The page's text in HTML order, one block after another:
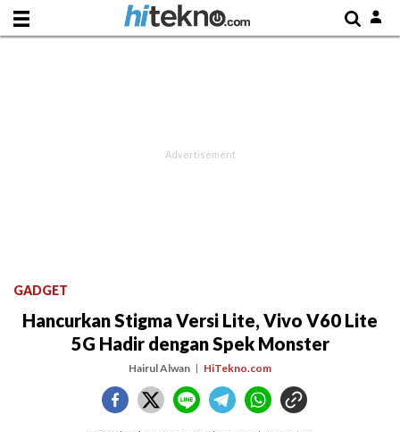
GADGET
Hancurkan Stigma Versi Lite, Vivo V60 Lite
5G Hadir dengan Spek Monster
Hairul Alwan HiTekno.com